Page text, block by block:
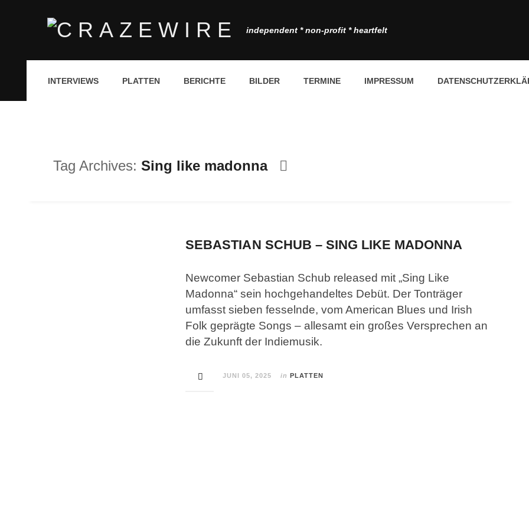
independent * non-profit * heartfelt
INTERVIEWS PLATTEN BERICHTE BILDER TERMINE IMPRESSUM
Tag Archives: Sing like madonna
SEBASTIAN SCHUB – SING LIKE MADONNA
Newcomer Sebastian Schub released mit „Sing Like
Madonna“ sein hochgehandeltes Debüt. Der Tonträger
umfasst sieben fesselnde, vom American Blues und Irish
Folk geprägte Songs – allesamt ein großes Versprechen an
die Zukunft der Indiemusik.
JUNI 05, 2025 in PLATTEN